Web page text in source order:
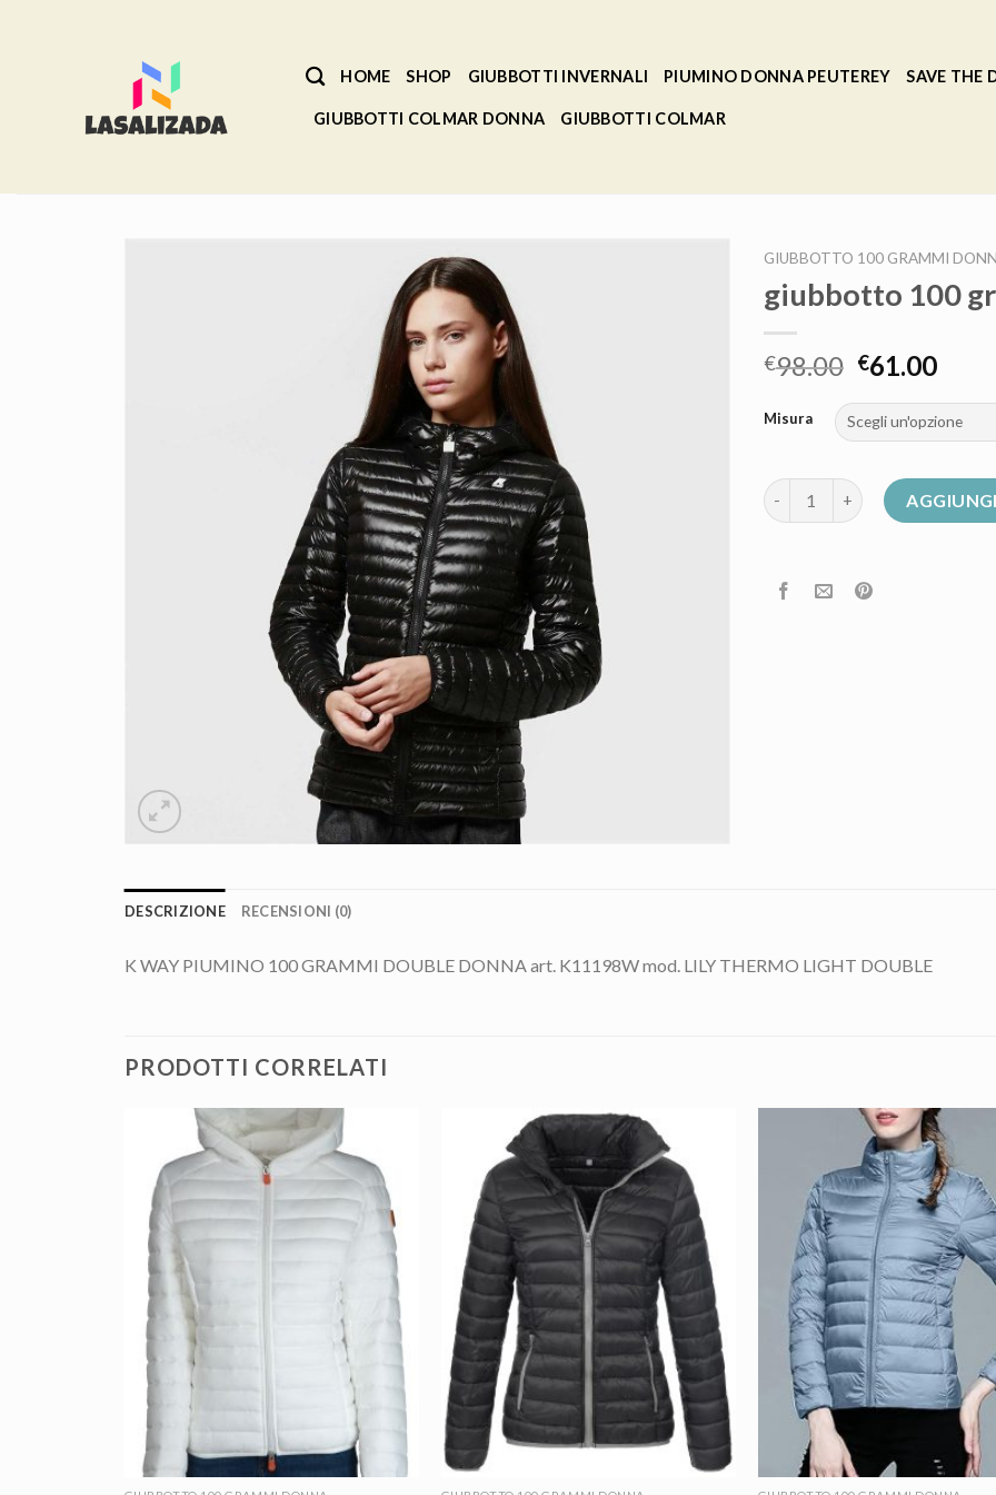
HOME SHOP GIUBBOTTI INVERNALI PIUMINO DONNA PEUTEREY SAVE THE
GIUBBOTTI COLMAR DONNA GIUBBOTTI COLMAR
GIUBBOTTO 100 GRAMMI
giubbotto 100
€98.00 €61.00
Misura
giubbotto 100 grammi donna
DESCRIZIONE RECENSIONI (0)
K WAY PIUMINO 100 GRAMMI DOUBLE DONNA art. K11198W mod. LILY THERMO LIGHT DOUBLE
PRODOTTI CORRELATI